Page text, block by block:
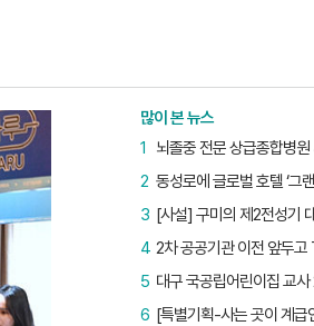
많이 본 뉴스
1
2
[사설] 구미의 제2전성기
3
4
대구 국공립어린이집 교
5
6